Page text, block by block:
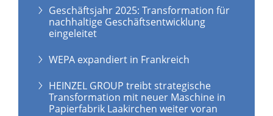
Geschäftsjahr 2025: Transformation für
nachhaltige Geschäftsentwicklung
eingeleitet
WEPA expandiert in Frankreich
HEINZEL GROUP treibt strategische
Transformation mit neuer Maschine in
Papierfabrik Laakirchen weiter voran